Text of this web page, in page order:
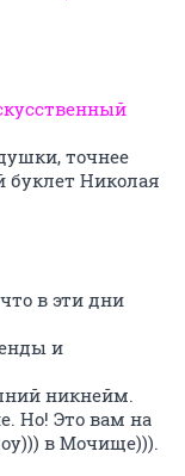
точнее
буклет Николая
в эти дни
и
никнейм.
Но! Это вам на
в Мочище))).